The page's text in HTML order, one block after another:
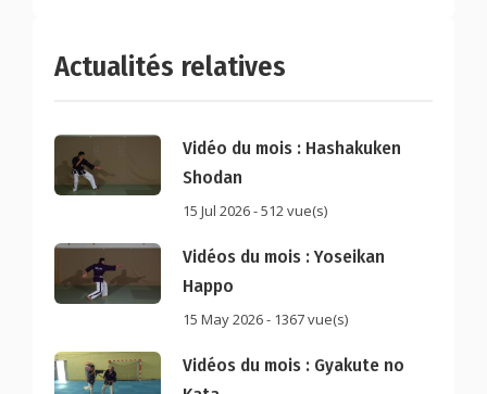
Actualités relatives
Vidéo du mois : Hashakuken
Shodan
15 Jul 2026 - 512 vue(s)
Vidéos du mois : Yoseikan
Happo
15 May 2026 - 1367 vue(s)
Vidéos du mois : Gyakute no